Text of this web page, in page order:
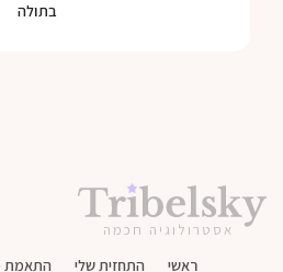
בתולה
אסטרולוגיה חכמה
ראשי התחזית שלי התאמת